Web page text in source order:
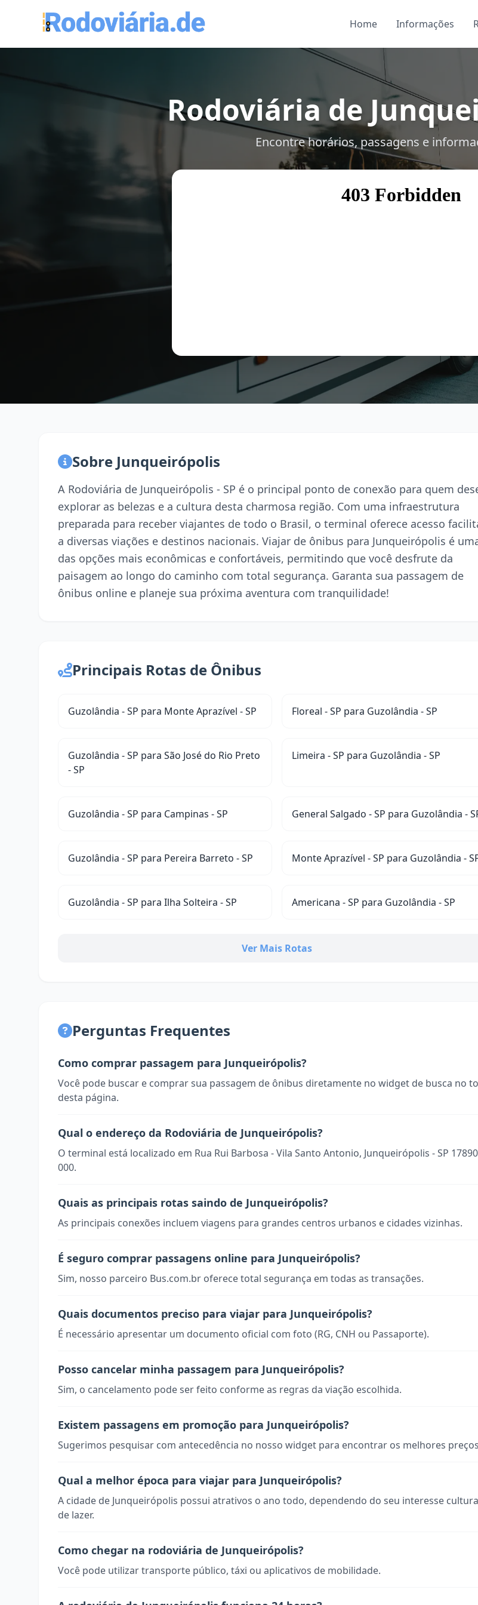
Home Informações
Rodoviária de
Encontre horários, passagens e
Sobre Junqueirópolis
A Rodoviária de Junqueirópolis - SP é o principal ponto de conexão para quem
explorar as belezas e a cultura desta charmosa região. Com uma infraestrutura
preparada para receber viajantes de todo o Brasil, o terminal oferece acesso
a diversas viações e destinos nacionais. Viajar de ônibus para Junqueirópolis é
das opções mais econômicas e confortáveis, permitindo que você desfrute da
paisagem ao longo do caminho com total segurança. Garanta sua passagem de
ônibus online e planeje sua próxima aventura com tranquilidade!
Principais Rotas de Ônibus
Guzolândia - SP para Monte Aprazível - SP Floreal - SP para Guzolândia - SP
Guzolândia - SP para São José do Rio Preto
- SP
Limeira - SP para Guzolândia - SP
Guzolândia - SP para Campinas - SP General Salgado - SP para Guzolândia -
Guzolândia - SP para Pereira Barreto - SP Monte Aprazível - SP para Guzolândia -
Guzolândia - SP para Ilha Solteira - SP Americana - SP para Guzolândia - SP
Ver Mais Rotas
Perguntas Frequentes
Como comprar passagem para Junqueirópolis?
Você pode buscar e comprar sua passagem de ônibus diretamente no widget de busca no
desta página.
Qual o endereço da Rodoviária de Junqueirópolis?
O terminal está localizado em Rua Rui Barbosa - Vila Santo Antonio, Junqueirópolis - SP
000.
Quais as principais rotas saindo de Junqueirópolis?
As principais conexões incluem viagens para grandes centros urbanos e cidades vizinhas.
É seguro comprar passagens online para Junqueirópolis?
Sim, nosso parceiro Bus.com.br oferece total segurança em todas as transações.
Quais documentos preciso para viajar para Junqueirópolis?
É necessário apresentar um documento oficial com foto (RG, CNH ou Passaporte).
Posso cancelar minha passagem para Junqueirópolis?
Sim, o cancelamento pode ser feito conforme as regras da viação escolhida.
Existem passagens em promoção para Junqueirópolis?
Sugerimos pesquisar com antecedência no nosso widget para encontrar os melhores
Qual a melhor época para viajar para Junqueirópolis?
A cidade de Junqueirópolis possui atrativos o ano todo, dependendo do seu interesse
de lazer.
Como chegar na rodoviária de Junqueirópolis?
Você pode utilizar transporte público, táxi ou aplicativos de mobilidade.